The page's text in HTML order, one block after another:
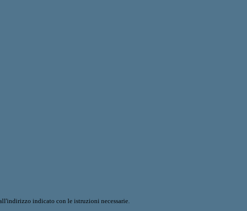
indicato con le istruzioni necessarie.